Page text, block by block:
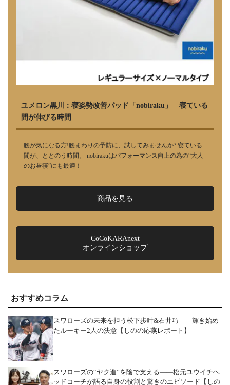
ユメロン黒川：寝姿勢改善パッド「nobiraku」 寝ている
間が伸びる時間
腰が気になる方!腰まわりの予防に、試してみませんか? 寝ている
間が、ととのう時間。 nobirakuはパフォーマンス向上の為の“大人
のお昼寝”にも最適！
商品を見る
CoCoKARAnext
オンラインショップ
おすすめコラム
スワローズの未来を担う松下歩叶&石井巧――輝き始め
たルーキー2人の決意【しのの応燕レポート】
スワローズの“ヤク進”を陰で支える――松元ユウイチヘ
ッドコーチが語る自身の役割と驚きのエピソード【しの